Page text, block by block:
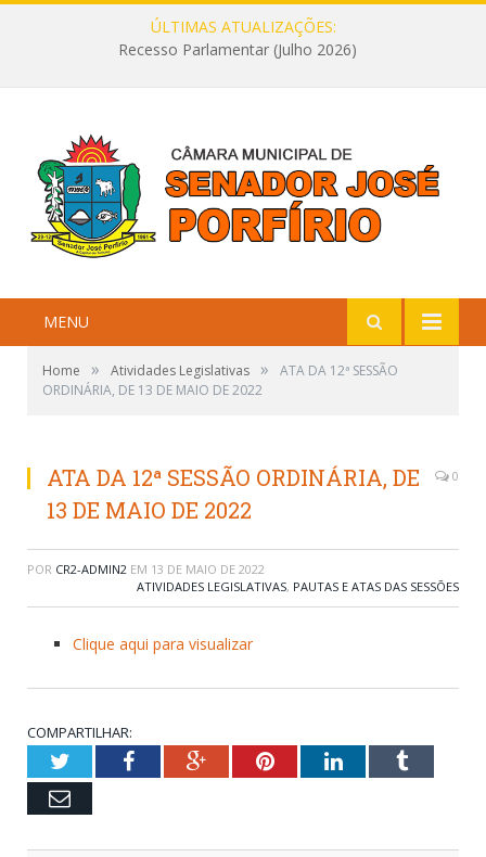
ÚLTIMAS ATUALIZAÇÕES:
Recesso Parlamentar (Julho 2026)
MENU
Home » Atividades Legislativas »
ATA DA 12ª SESSÃO
ORDINÁRIA, DE 13 DE MAIO DE 2022
ATA DA 12ª SESSÃO ORDINÁRIA, DE
13 DE MAIO DE 2022
0
POR CR2-ADMIN2 EM 13 DE MAIO DE 2022
ATIVIDADES LEGISLATIVAS, PAUTAS E ATAS DAS SESSÕES
Clique aqui para visualizar
COMPARTILHAR:
TwitterFacebookGoogle+PinterestLinkedInTumblr
Email